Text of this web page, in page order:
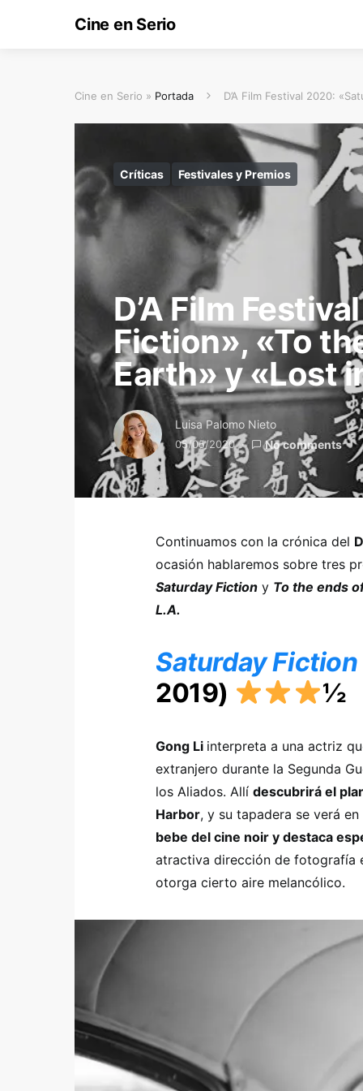
Cine en Serio
Cine en Serio » Portada D’A Film Festival 2020:
Críticas Festivales y Premios
D’A Film
Fiction», «To
Earth» y «Lost
Luisa Palomo Nieto
05/05/2020 No comments
Continuamos con la crónica del
ocasión hablaremos sobre tres
Saturday Fiction y To the ends
L.A.
Saturday Fiction
2019)
½
Gong Li interpreta a una actriz
extranjero durante la Segunda
los Aliados. Allí descubrirá el
Harbor, y su tapadera se verá
bebe del cine noir y destaca
atractiva dirección de fotografía
otorga cierto aire melancólico.